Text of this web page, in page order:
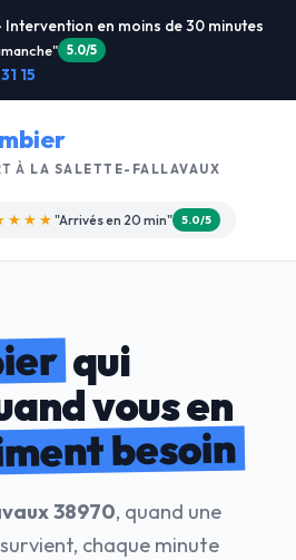
Intervention en moins de 30 minutes
!" 4.9/5
15
À LA SALETTE-FALLAVAUX
"Devis gratuit" 4.8/5
qui
vous en
besoin
38970, quand une
chaque minute